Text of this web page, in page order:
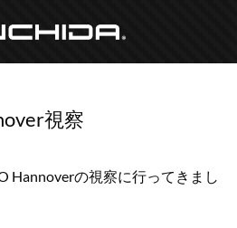
視察
Hannoverの視察に行ってきまし